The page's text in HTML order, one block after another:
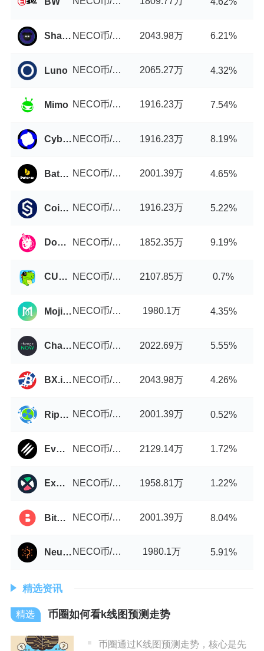
ShadowSwap NECO币/USDT 2043.98万 6.21%
Luno NECO币/USDT 2065.27万 4.32%
Mimo NECO币/USDT 1916.23万 7.54%
Cyberperp NECO币/USDT 1916.23万 8.19%
Batonex NECO币/USDT 2001.39万 4.65%
Coinstore NECO币/USDT 1916.23万 5.22%
DogeSwap NECO币/USDT 1852.35万 9.19%
CUBISwap NECO币/USDT 2107.85万 0.7%
MojitoSwap NECO币/USDT 1980.1万 4.35%
ChangeNOW NECO币/USDT 2022.69万 5.55%
BX.in.th NECO币/USDT 2043.98万 4.26%
Ripple China NECO币/USDT 2001.39万 0.52%
EvmoSwap NECO币/USDT 2129.14万 1.72%
ExMarkets NECO币/USDT 1958.81万 1.22%
BitStorage NECO币/USDT 2001.39万 8.04%
Neutroswap NECO币/USDT 1980.1万 5.91%
精选资讯
币圈如何看k线图预测走势
币圈通过K线图预测走势，核心是先